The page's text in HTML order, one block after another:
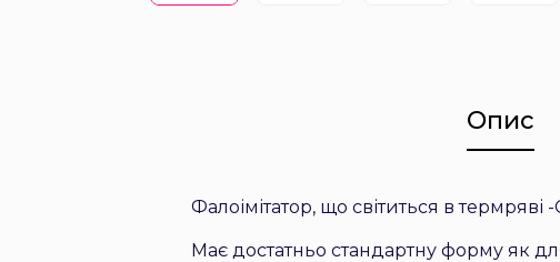
Опис
Фалоімітатор, що світиться в
Має достатньо стандартну форму як